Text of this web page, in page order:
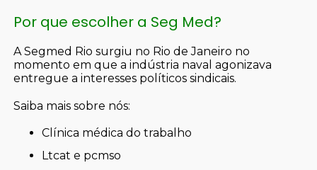
Por que escolher a Seg Med?
A Segmed Rio surgiu no Rio de Janeiro no
momento em que a indústria naval agonizava
entregue a interesses políticos sindicais.
Saiba mais sobre nós:
clínica médica do trabalho
ltcat e pcmso